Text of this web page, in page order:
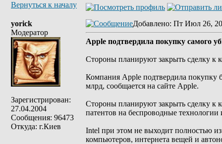
Вернуться к началу
yorick
Модератор
Зарегистрирован:
27.04.2004
Сообщения: 96473
Откуда: г.Киев
Добавлено: Пт Июл 26,
Apple подтвердила покупку самого
Стороны планируют закрыть сделку к
Компания Apple подтвердила покупку
млрд, сообщается на сайте Apple.
Стороны планируют закрыть сделку к
патентов на беспроводные
Intel при этом не выходит полностью
компьютеров, интернета вещей и